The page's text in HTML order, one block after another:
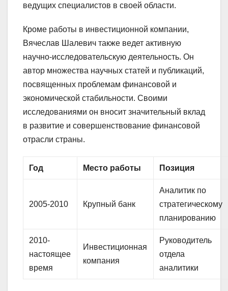
ведущих специалистов в своей области.
Кроме работы в инвестиционной компании,
Вячеслав Шалевич также ведет активную
научно-исследовательскую деятельность. Он
автор множества научных статей и публикаций,
посвященных проблемам финансовой и
экономической стабильности. Своими
исследованиями он вносит значительный вклад
в развитие и совершенствование финансовой
отрасли страны.
Год Место работы Позиция
2005-2010 Крупный банк
Аналитик по
стратегическому
планированию
2010-
настоящее
время
Инвестиционная
компания
Руководитель
отдела
аналитики